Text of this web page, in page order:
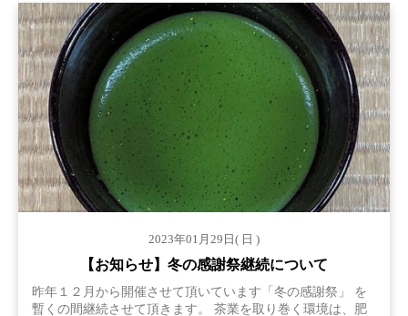
2023年01月29日( 日 )
【お知らせ】冬の感謝祭継続について
昨年１２月から開催させて頂いています「冬の感謝祭」 を
暫くの間継続させて頂きます。 茶業を取り巻く環境は、肥